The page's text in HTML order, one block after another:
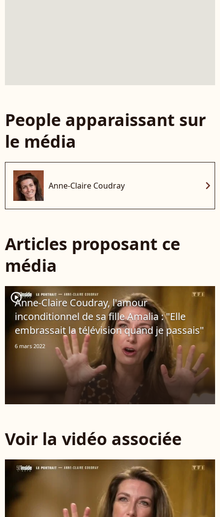
People apparaissant sur
le média
Anne-Claire Coudray chevron_right
Articles proposant ce
média
player2
Anne-Claire Coudray, l'amour
inconditionnel de sa fille Amalia : "Elle
embrassait la télévision quand je passais"
6 mars 2022
Voir la vidéo associée